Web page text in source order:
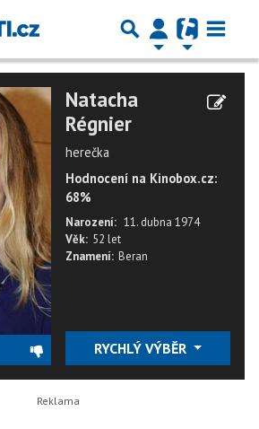
Natacha
Régnier
herečka
Hodnocení na Kinobox.cz:
68%
Narození: 11. dubna 1974
Věk: 52 let
Znamení: Beran
RYCHLÝ VÝBĚR